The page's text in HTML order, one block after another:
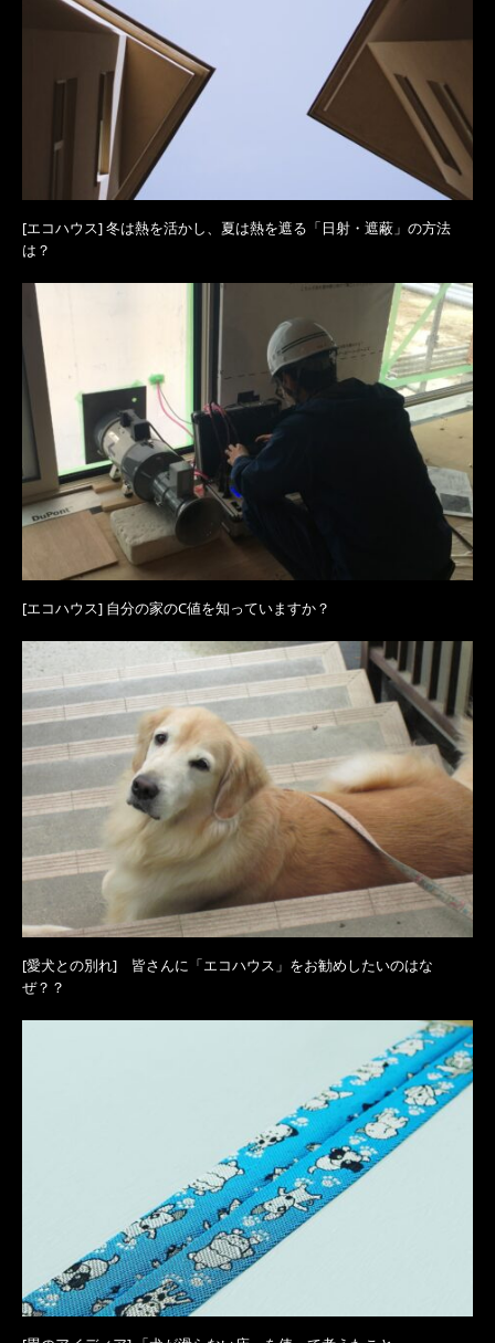
[エコハウス] 冬は熱を活かし、夏は熱を遮る「日射・遮蔽」の方法
は？
[エコハウス] 自分の家のC値を知っていますか？
[愛犬との別れ] 皆さんに「エコハウス」をお勧めしたいのはな
ぜ？？